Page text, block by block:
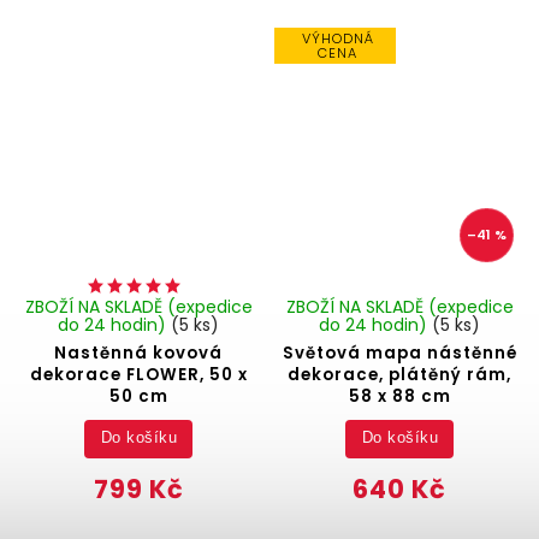
Nastěnná kovová
dekorace FLOWER, 50 x
50 cm
ZBOŽÍ NA SKLADĚ (expedice
do 24 hodin) (5 ks)
799 Kč
Do košíku
VÝHODNÁ
CENA
–41 %
Světová mapa nástěnné
dekorace, plátěný rám,
58 x 88 cm
ZBOŽÍ NA SKLADĚ (expedice
do 24 hodin) (5 ks)
640 Kč
Do košíku